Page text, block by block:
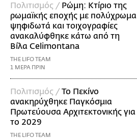
Πολιτισμός / Ρώμη: Κτίριο της
ρωμαϊκής εποχής με πολύχρωμα
ψηφιδωτά και τοιχογραφίες
ανακαλύφθηκε κάτω από τη
Βίλα Celimontana
THE LIFO TEAM
1 ΜΕΡΑ ΠΡΙΝ
Πολιτισμός /Το Πεκίνο
ανακηρύχθηκε Παγκόσμια
Πρωτεύουσα Αρχιτεκτονικής για
το 2029
THE LIFO TEAM